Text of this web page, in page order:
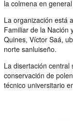
la colmena en
La organización está
Familiar de la Nación
Quines, Víctor Saá,
norte sanluiseño.
La disertación central
conservación de
técnico universitario